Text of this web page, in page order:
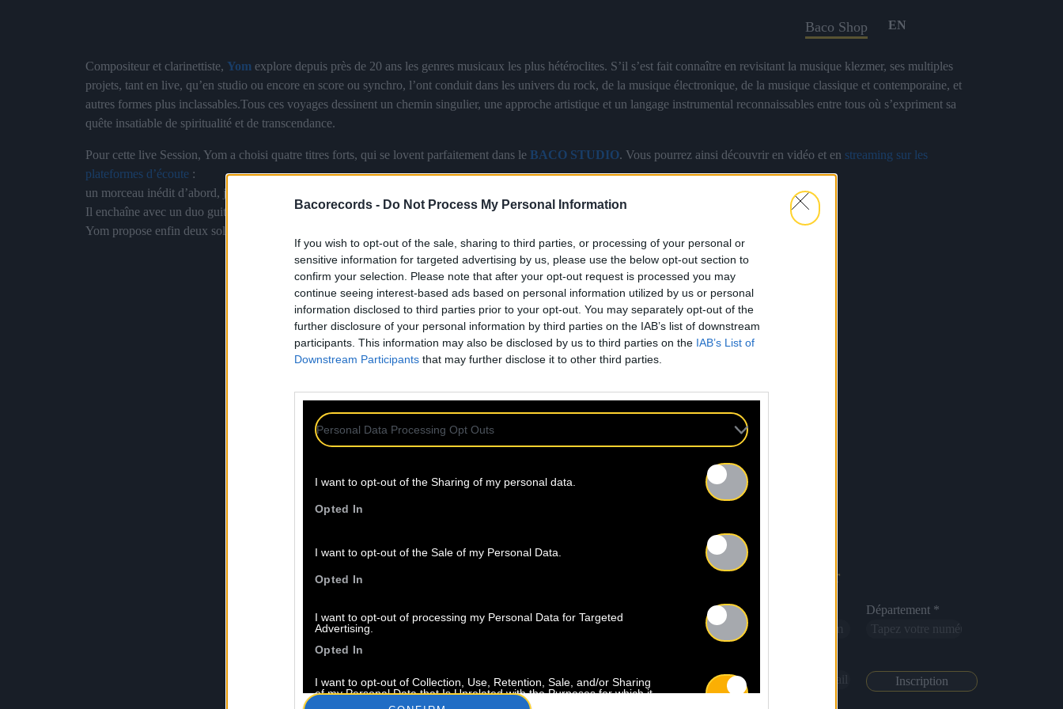
Bacorecords - Do Not Process My Personal Information
If you wish to opt-out of the sale, sharing to third parties, or processing of your personal or
sensitive information for targeted advertising by us, please use the below opt-out section to
confirm your selection. Please note that after your opt-out request is processed you may
continue seeing interest-based ads based on personal information utilized by us or personal
information disclosed to third parties prior to your opt-out. You may separately opt-out of the
further disclosure of your personal information by third parties on the IAB’s list of downstream
participants. This information may also be disclosed by us to third parties on the IAB’s List of
Downstream Participants that may further disclose it to other third parties.
Personal Data Processing Opt Outs
I want to opt-out of the Sharing of my personal data.
Opted In
I want to opt-out of the Sale of my Personal Data.
Opted In
I want to opt-out of processing my Personal Data for Targeted
Advertising.
Opted In
I want to opt-out of Collection, Use, Retention, Sale, and/or Sharing
of my Personal Data that Is Unrelated with the Purposes for which it
Baco Shop EN
Compositeur et clarinettiste, Yom explore depuis près de 20 ans les genres musicaux les plus hétéroclites. S’il s’est fait connaître en revisitant la musique klezmer, ses multiples
projets, tant en live, qu’en studio ou encore en score ou synchro, l’ont conduit dans les univers du rock, de la musique électronique, de la musique classique et contemporaine, et
autres formes plus inclassables.Tous ces voyages dessinent un chemin singulier, une approche artistique et un langage instrumental reconnaissables entre tous où s’expriment sa
quête insatiable de spiritualité et de transcendance.
Pour cette live Session, Yom a choisi quatre titres forts, qui se lovent parfaitement dans le BACO STUDIO. Vous pourrez ainsi découvrir en vidéo et en streaming sur les
plateformes d’écoute:
un morceau inédit d’abord, joué en trio avec les frères Ceccaldi, où clarinette, violon et violoncelle se répondent : « Louange »
Il enchaîne avec un duo guitare – clarinette aux côtés d’Aurélien Nafrichoux : « Wind’s Ashes ».
Yom propose enfin deux solos inédits, qui s’inscrivent dans un ensemble plus large et feront partie d’un projet à venir : « Creation » et « Origin ».
About Us Artists Contact
Newsletter
Département *